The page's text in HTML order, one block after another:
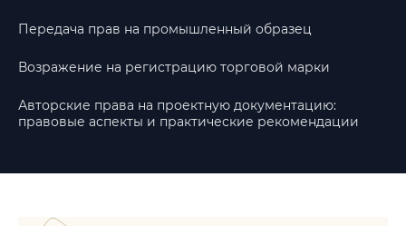
Передача прав на промышленный образец
Возражение на регистрацию торговой марки
Авторские права на проектную документацию:
правовые аспекты и практические рекомендации